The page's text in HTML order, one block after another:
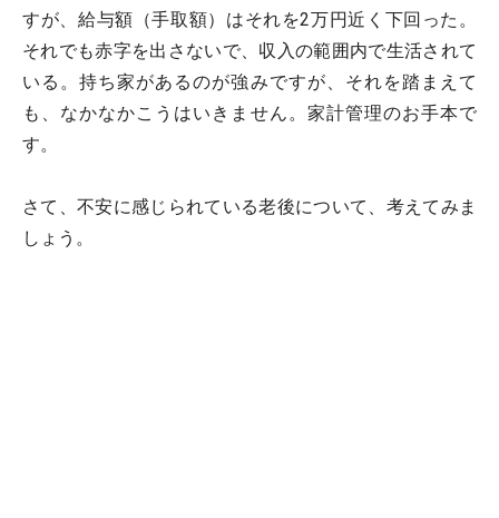
すが、給与額（手取額）はそれを2万円近く下回った。
それでも赤字を出さないで、収入の範囲内で生活されて
いる。持ち家があるのが強みですが、それを踏まえて
も、なかなかこうはいきません。家計管理のお手本で
す。
さて、不安に感じられている老後について、考えてみま
しょう。